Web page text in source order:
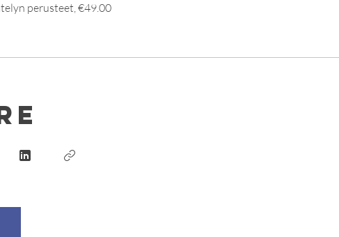
perusteet, €49.00